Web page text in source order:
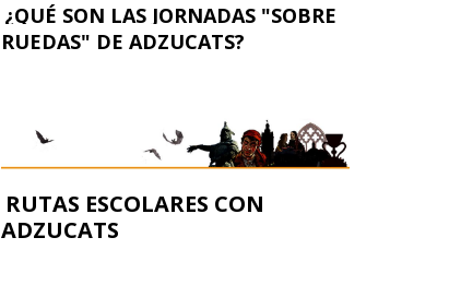
¿QUÉ SON LAS JORNADAS "SOBRE
RUEDAS" DE ADZUCATS?
RUTAS ESCOLARES CON
ADZUCATS